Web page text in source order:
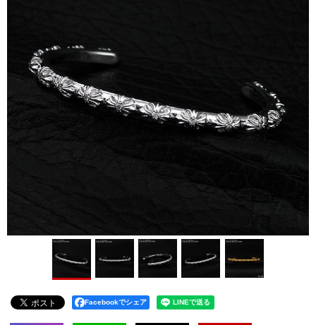
Facebookでシェア